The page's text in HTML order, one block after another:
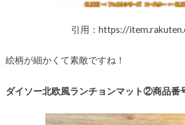
引用：https://
絵柄が細かくて素敵ですね！
ダイソー北欧風ランチョンマット②商品番